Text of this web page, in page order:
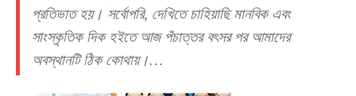
প্রতিভাত হয়। সর্বোপরি, দেখিতে চাহিয়াছি মানবিক এবং
সাংস্কৃতিক দিক হইতে আজ পঁচাত্তর বৎসর পর আমাদের
অবস্থানটি ঠিক কোথায়।…